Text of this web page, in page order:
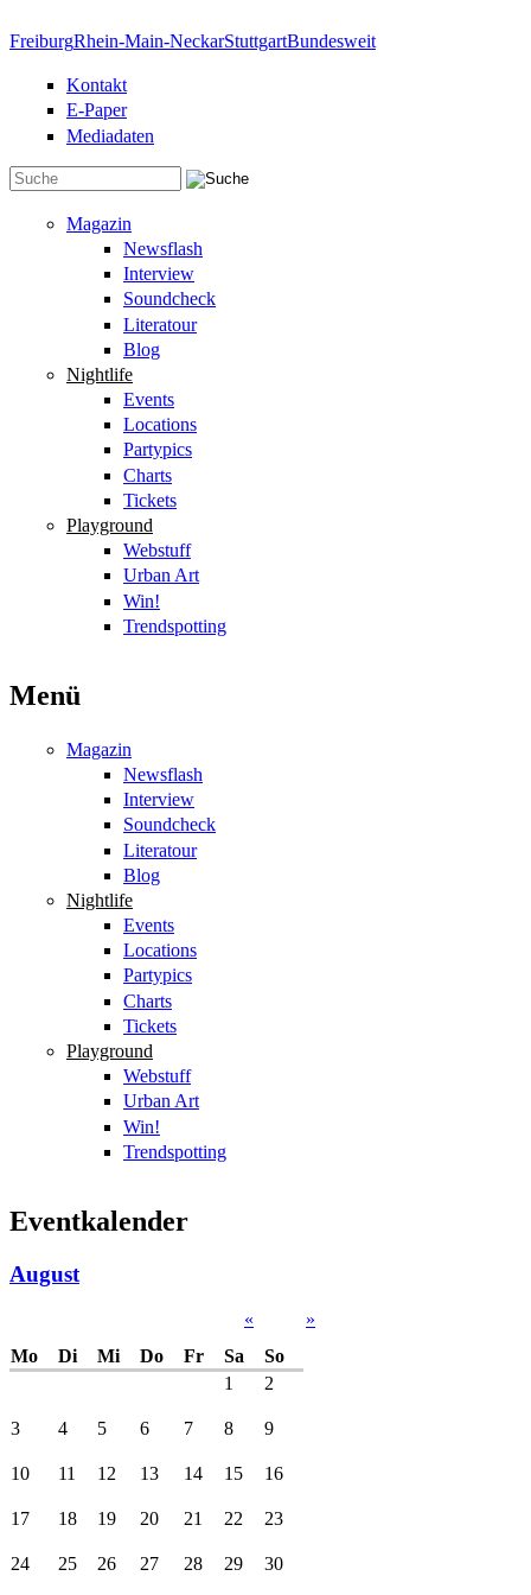
FreiburgRhein-Main-NeckarStuttgartBundesweit
Kontakt
E-Paper
Mediadaten
Magazin
Newsflash
Interview
Soundcheck
Literatour
Blog
Nightlife
Events
Locations
Partypics
Charts
Tickets
Playground
Webstuff
Urban Art
Win!
Trendspotting
Menü
Magazin
Newsflash
Interview
Soundcheck
Literatour
Blog
Nightlife
Events
Locations
Partypics
Charts
Tickets
Playground
Webstuff
Urban Art
Win!
Trendspotting
Eventkalender
August
«
»
Mo
Di Mi Do Fr Sa
So
1
2
3 4 5 6 7 8 9
10 11 12 13 14 15 16
17 18 19 20 21 22 23
24 25 26 27 28 29 30